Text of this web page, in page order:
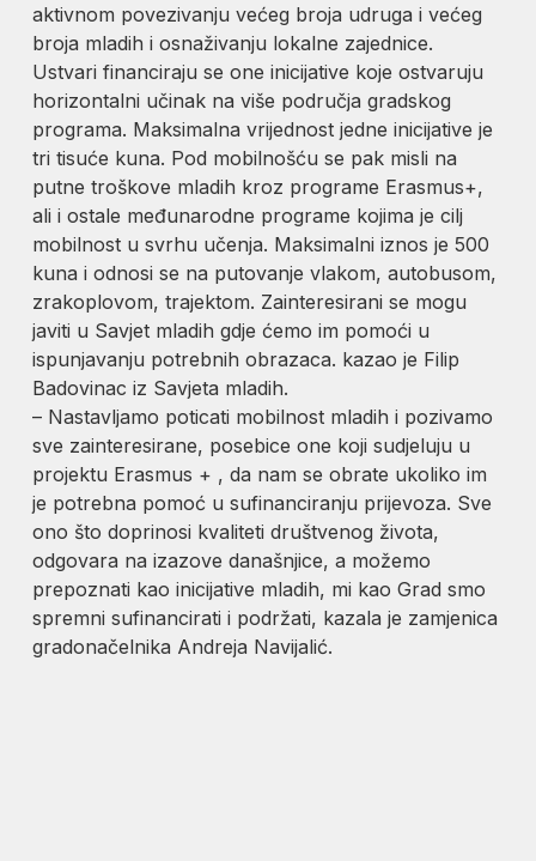
aktivnom povezivanju većeg broja udruga i većeg
broja mladih i osnaživanju lokalne zajednice.
Ustvari financiraju se one inicijative koje ostvaruju
horizontalni učinak na više područja gradskog
programa. Maksimalna vrijednost jedne inicijative je
tri tisuće kuna. Pod mobilnošću se pak misli na
putne troškove mladih kroz programe Erasmus+,
ali i ostale međunarodne programe kojima je cilj
mobilnost u svrhu učenja. Maksimalni iznos je 500
kuna i odnosi se na putovanje vlakom, autobusom,
zrakoplovom, trajektom. Zainteresirani se mogu
javiti u Savjet mladih gdje ćemo im pomoći u
ispunjavanju potrebnih obrazaca. kazao je Filip
Badovinac iz Savjeta mladih.
– Nastavljamo poticati mobilnost mladih i pozivamo
sve zainteresirane, posebice one koji sudjeluju u
projektu Erasmus + , da nam se obrate ukoliko im
je potrebna pomoć u sufinanciranju prijevoza. Sve
ono što doprinosi kvaliteti društvenog života,
odgovara na izazove današnjice, a možemo
prepoznati kao inicijative mladih, mi kao Grad smo
spremni sufinancirati i podržati, kazala je zamjenica
gradonačelnika Andreja Navijalić.